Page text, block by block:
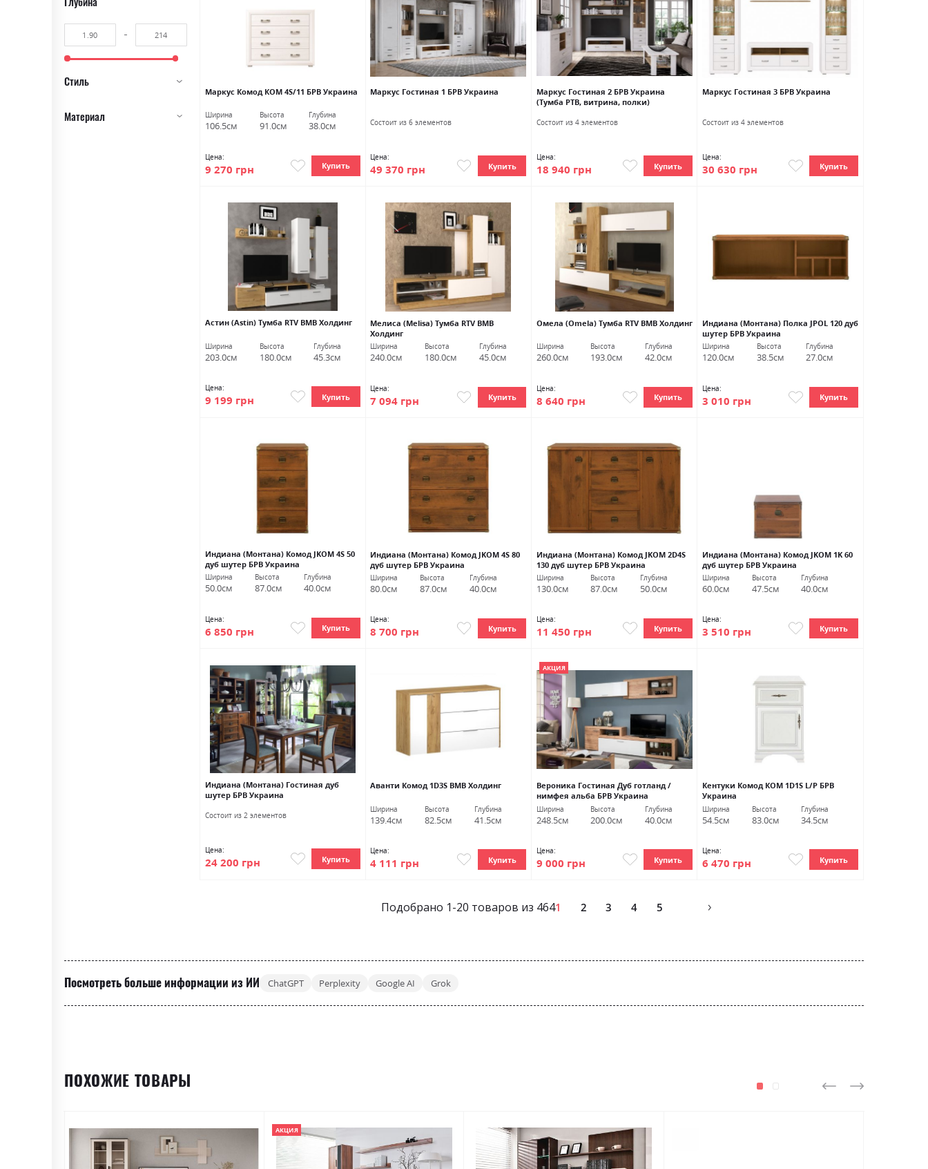
Маркус Комод КОМ 4S/11 БРВ Украина
Ширина
106.5см
Высота
91.0см
Глубина
38.0см
Цена:
9 270 грн Купить
Маркус Гостиная 1 БРВ Украина
Состоит из 6 элементов
Цена:
49 370 грн Купить
Маркус Гостиная 2 БРВ Украина
(Тумба РТВ, витрина, полки)
Состоит из 4 элементов
Цена:
18 940 грн Купить
Маркус Гостиная 3 БРВ Украина
Состоит из 4 элементов
Цена:
30 630 грн Купить
Астин (Astin) Тумба RTV ВМВ Холдинг
Ширина
203.0см
Высота
180.0см
Глубина
45.3см
Цена:
9 199 грн Купить
Мелиса (Melisa) Тумба RTV ВМВ
Холдинг
Ширина
240.0см
Высота
180.0см
Глубина
45.0см
Цена:
7 094 грн Купить
Омела (Omela) Тумба RTV ВМВ Холдинг
Ширина
260.0см
Высота
193.0см
Глубина
42.0см
Цена:
8 640 грн Купить
Индиана (Монтана) Полка JPOL 120 дуб
шутер БРВ Украина
Ширина
120.0см
Высота
38.5см
Глубина
27.0см
Цена:
3 010 грн Купить
Индиана (Монтана) Комод JKOM 4S 50
дуб шутер БРВ Украина
Ширина
50.0см
Высота
87.0см
Глубина
40.0см
Цена:
6 850 грн Купить
Индиана (Монтана) Комод JKOM 4S 80
дуб шутер БРВ Украина
Ширина
80.0см
Высота
87.0см
Глубина
40.0см
Цена:
8 700 грн Купить
Индиана (Монтана) Комод JKOM 2D4S
130 дуб шутер БРВ Украина
Ширина
130.0см
Высота
87.0см
Глубина
50.0см
Цена:
11 450 грн Купить
Индиана (Монтана) Комод JKOM 1K 60
дуб шутер БРВ Украина
Ширина
60.0см
Высота
47.5см
Глубина
40.0см
Цена:
3 510 грн Купить
Индиана (Монтана) Гостиная дуб
шутер БРВ Украина
Состоит из 2 элементов
Цена:
24 200 грн Купить
Аванти Комод 1D3S ВМВ Холдинг
Ширина
139.4см
Высота
82.5см
Глубина
41.5см
Цена:
4 111 грн Купить
АКЦИЯ
Вероника Гостиная Дуб готланд /
нимфея альба БРВ Украина
Ширина
248.5см
Высота
200.0см
Глубина
40.0см
Цена:
9 000 грн Купить
Кентуки Комод КОМ 1D1S L/P БРВ
Украина
Ширина
54.5см
Высота
83.0см
Глубина
34.5см
Цена:
6 470 грн Купить
Подобрано 1-20 товаров из 464 Страница
1 2 3 4 5
Стиль
Материал
Посмотреть больше информации из ИИ ChatGPT Perplexity Google AI Grok
ПОХОЖИЕ ТОВАРЫ
АКЦИЯ